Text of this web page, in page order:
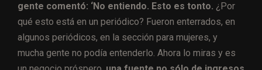
gente comentó: ‘No entiendo. Esto es tonto. ¿Por
qué esto está en un periódico? Fueron enterrados, en
algunos periódicos, en la sección para mujeres, y
mucha gente no podía entenderlo. Ahora lo miras y es